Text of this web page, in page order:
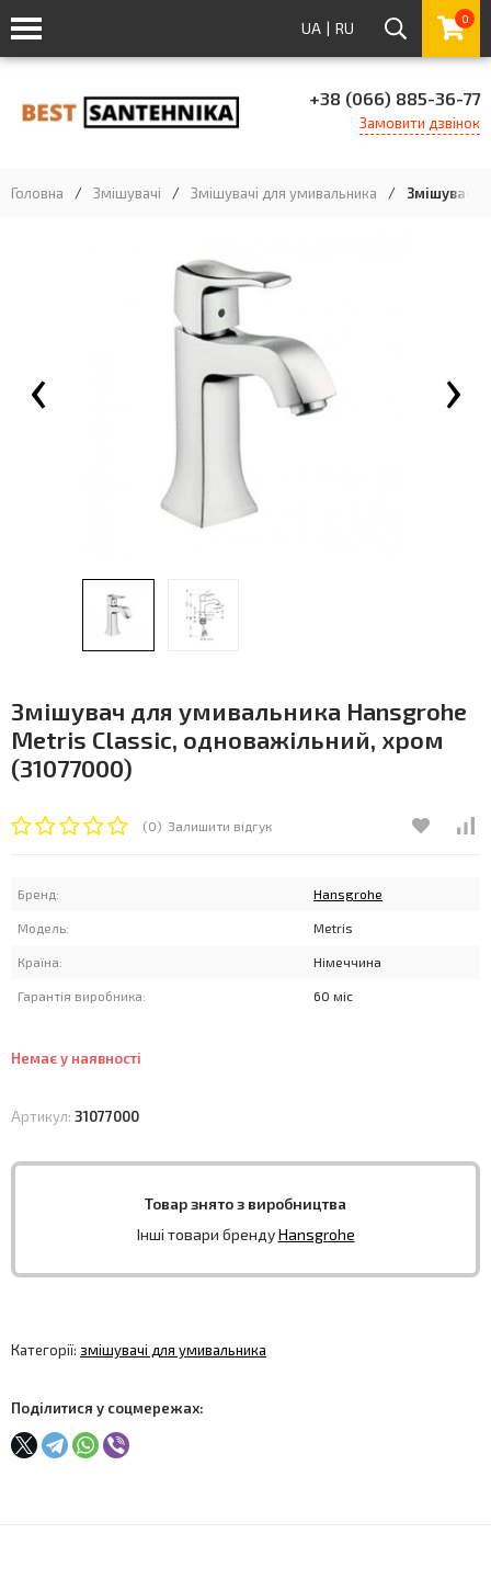
UA | RU 0
+38 (066) 885-36-77
Замовити дзвінок
Головна / Змішувачі / Змішувачі для умивальника / Змішувач
‹ ›
Змішувач для умивальника Hansgrohe
Metris Classic, одноважільний, хром
(31077000)
(0) Залишити відгук
Бренд: Hansgrohe
Модель: Metris
Країна: Німеччина
Гарантія виробника: 60 міс
Немає у наявності
Артикул: 31077000
Товар знято з виробництва
Інші товари брендуHansgrohe
Категорії: змішувачі для умивальника
Поділитися у соцмережах: